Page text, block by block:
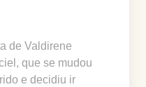
de Valdirene
que se mudou
e decidiu ir